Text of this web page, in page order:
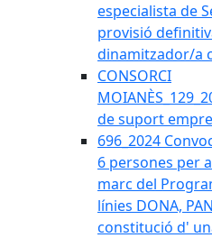
especialista de
provisió
dinamitzador/a
CONSORCI
de suport
696_2024
6 persones per
marc del
línies DONA,
constitució d'